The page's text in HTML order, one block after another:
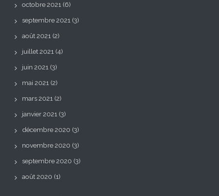
octobre 2021 (6)
septembre 2021 (3)
août 2021 (2)
juillet 2021 (4)
juin 2021 (3)
mai 2021 (2)
mars 2021 (2)
janvier 2021 (3)
décembre 2020 (3)
novembre 2020 (3)
septembre 2020 (3)
août 2020 (1)